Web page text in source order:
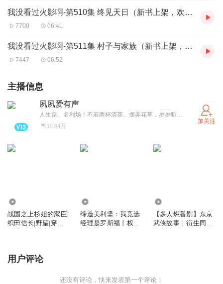
我没看过火影啊-第510集 终见天日（新书上架，欢迎订阅、转发、评论、点赞）
7700 06:41
我没看过火影啊-第511集 村子与家族（新书上架，欢迎订阅、转发、评论、点赞）
7447 06:52
主播信息
夙夙爱有声
人生路、名利场！不若两杯清茶、摆弄花草，岁岁听书来度！ #喜播声工场签约主播# 世间纷乱 你我相伴o(^_^)o 夙夙最博爱 啥书都喜欢 你来点单 我来做 -》 粉丝团 等你
19.84万
加关注
战国之上杉姐的家臣|
织田信长|野望|穿越|
缔造美利坚：我竞选
经理是罗斯福丨权谋
【多人燃番剧】东京
武侠故事｜衍生同人
用户评论
还没有评论，快来发表第一个评论！